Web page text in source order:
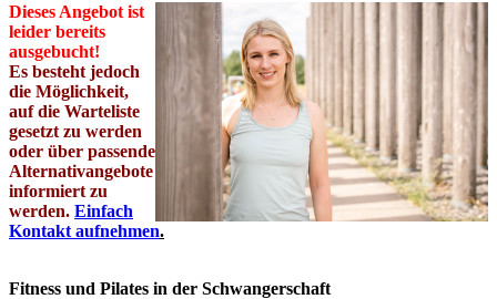
Dieses Angebot ist
leider bereits
ausgebucht!
Es besteht jedoch
die Möglichkeit,
auf die Warteliste
gesetzt zu werden
oder über passende
Alternativangebote
informiert zu
werden. Einfach
Kontakt aufnehmen.
Fitness und Pilates in der Schwangerschaft